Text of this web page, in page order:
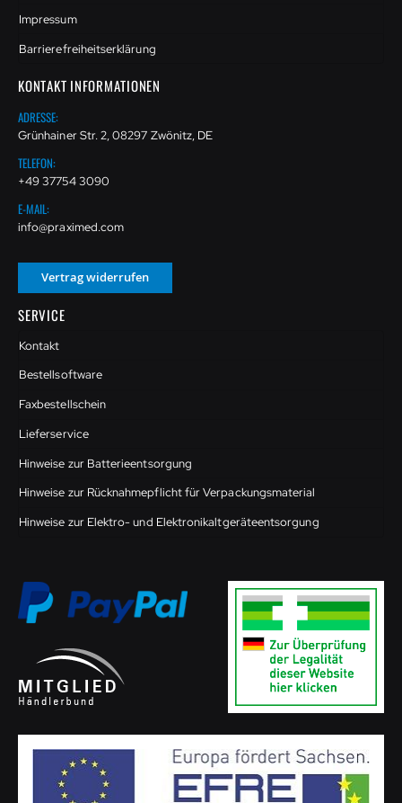
Impressum
Barrierefreiheitserklärung
KONTAKT INFORMATIONEN
ADRESSE:
Grünhainer Str. 2, 08297 Zwönitz, DE
TELEFON:
+49 37754 3090
E-MAIL:
info@praximed.com
Vertrag widerrufen
SERVICE
Kontakt
Bestellsoftware
Faxbestellschein
Lieferservice
Hinweise zur Batterieentsorgung
Hinweise zur Rücknahmepflicht für Verpackungsmaterial
Hinweise zur Elektro- und Elektronikaltgeräteentsorgung